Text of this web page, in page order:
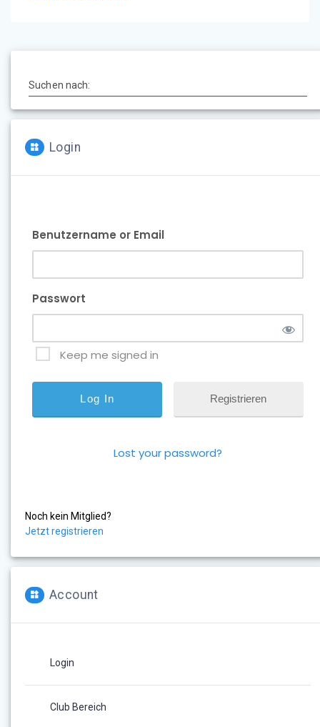
Suchen nach:
Login
Benutzername or Email
Passwort
Keep me signed in
Registrieren
Lost your password?
Noch kein Mitglied?
Jetzt registrieren
Account
Login
Club Bereich